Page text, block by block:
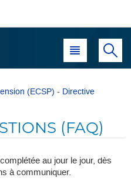
Menu principal
(ECSP) - Directive
(FAQ)
au jour le jour, dès
à communiquer.